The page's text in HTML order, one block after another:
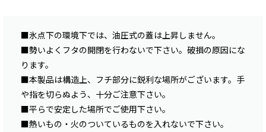
■氷点下の環境下では、油圧式の蓋は上昇しません。
■勢いよくフタの開閉を行わないで下さい。破損の原因にな
ります。
■本製品は構造上、フチ部分に鋭利な場所がございます。手
や指を切らぬよう、十分ご注意下さい。
■平らで安定した場所でご使用下さい。
■熱いもの・火のついているものを入れないで下さい。